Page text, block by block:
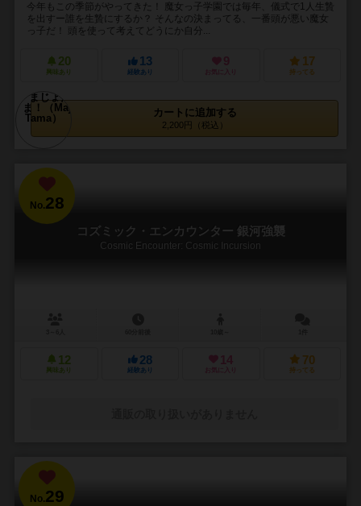
今年もこの季節がやってきた！ 魔女っ子学園では毎年、儀式で1人生贄
を出すー誰を生贄にするか？ そんなの決まってる、一番頭が悪い魔女
っ子だ！ 頭を使って考えてどうにか自分...
20
興味あり
13
経験あり
9
お気に入り
17
持ってる
カートに追加する
2,200円（税込）
No.28
コズミック・エンカウンター 銀河強襲
Cosmic Encounter: Cosmic Incursion
12
興味あり
28
経験あり
14
お気に入り
70
持ってる
No.29